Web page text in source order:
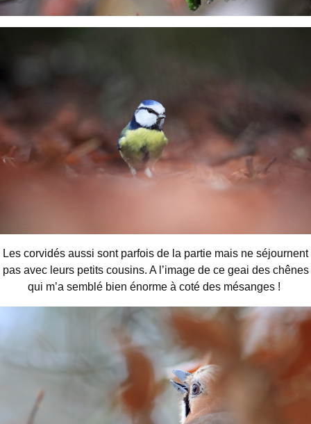
Les corvidés aussi sont parfois de la partie mais ne séjournent
pas avec leurs petits cousins. A l’image de ce geai des chênes
qui m’a semblé bien énorme à coté des mésanges !